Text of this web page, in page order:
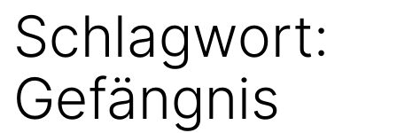
Schlagwort:
Gefängnis